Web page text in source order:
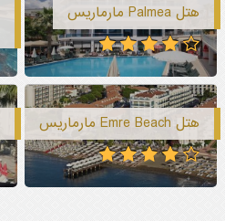
هتل Palmea مارماریس
هتل Emre Beach مارماریس